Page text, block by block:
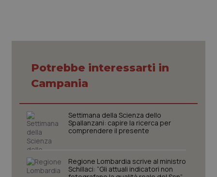
Sardegna
Sicilia
Toscana
Umbria
Malattia di Crohn & Rettocolite Ulcerosa
Neuroscienze & patologie neurodegenerative
Obesità
Oftalmologia
Potrebbe interessarti in
Campania
Settimana della Scienza dello
Spallanzani: capire la ricerca per
comprendere il presente
Regione Lombardia scrive al ministro
Schillaci: “Gli attuali indicatori non